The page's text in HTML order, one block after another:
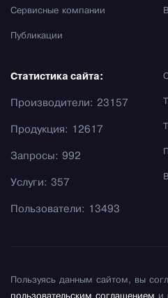
Сервисные компании
Публикации
Статистика сайта:
Производители: 23157
Продукция: 12617
Запросы: 992
Услуги: 357
Пользователи: 13493
Пользуясь данным сайтом, вы